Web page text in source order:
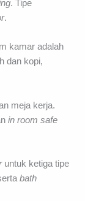
. Tipe
.
kamar adalah
dan kopi,
meja kerja.
in room safe
untuk ketiga tipe
bath